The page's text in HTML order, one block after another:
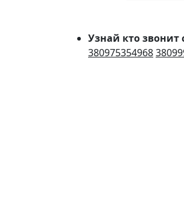
Узнай кто звонит
380975354968